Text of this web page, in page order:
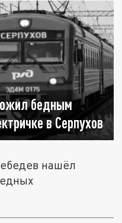
бедным
в Серпухов
нашёл